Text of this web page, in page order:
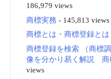
186,979 views
商標実務 - 145,813 views
商標とは・商標登録とは
商標登録を検索 （商標調
像を分かり易く解説 商
views